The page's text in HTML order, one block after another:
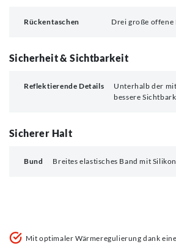
Rückentaschen Drei große offene
Sicherheit & Sichtbarkeit
Reflektierende Details
Unterhalb der
bessere
Sicherer Halt
Bund Breites elastisches Band mit
Mit optimaler Wärmeregulierung dank